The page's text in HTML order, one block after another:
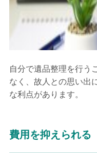
自分で遺品整理を行う
なく、故人との思い出
な利点があります。
費用を抑えられる